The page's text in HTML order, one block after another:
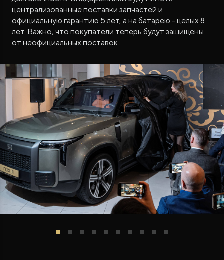
централизованные поставки запчастей и
официальную гарантию 5 лет, а на батарею - целых 8
лет. Важно, что покупатели теперь будут защищены
от неофициальных поставок.